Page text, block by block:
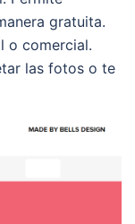
gratuita.
o comercial.
las fotos o te